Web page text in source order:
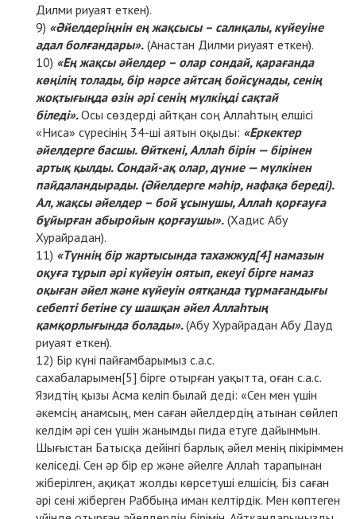
Дилми риуаят еткен).
«Әйелдеріңнін ең жақсысы – салиқалы, күйеуіне
адал болғандары». (Анастан Дилми риуаят еткен).
«Ең жақсы әйелдер – олар сондай, қарағанда
көңілің толады, бір нәрсе айтсаң бойсұнады, сенің
жоқтығыңда өзін әрі сенің мүлкіңді сақтай
біледі».Осы сөздерді айтқан соң Аллаһтың елшісі
«Ниса» сүресінің 34-ші аятын оқыды: «Еркектер
әйелдерге басшы. Өйткені, Аллаһ бірін — бірінен
артық қылды. Сондай-ақ олар, дүние — мүлкінен
пайдаландырады. (Әйелдерге мәһір, нафақа береді).
Ал, жақсы әйелдер – бой ұсынушы, Аллаһ қорғауға
бұйырған абыройын қорғаушы». (Хадис Абу
Хурайрадан).
«Түннің бір жартысында тахажжуд[4]намазын
оқуға тұрып әрі күйеуін оятып, екеуі бірге намаз
оқыған әйел және күйеуін оятқанда тұрмағандығы
себепті бетіне су шашқан әйел Аллаһтың
қамқорлығында болады».(Абу Хурайрадан Абу Дауд
риуаят еткен).
Бір күні пайғамбарымыз с.а.с.
сахабаларымен[5] бірге отырған уақытта, оған с.а.с.
Язидтің қызы Асма келіп былай деді: «Сен мен үшін
әкемсің анамсың, мен саған әйелдердің атынан сөйлеп
келдім әрі сен үшін жанымды пида етуге дайынмын.
Шығыстан Батысқа дейінгі барлық әйел менің пікіріммен
келіседі. Сен әр бір ер және әйелге Аллаһ тарапынан
жіберілген, ақиқат жолды көрсетуші елшісің. Біз саған
әрі сені жіберген Раббыңа иман келтірдік. Мен көптеген